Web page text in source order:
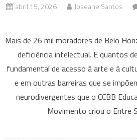
abril 15, 2026 Joseane Santos
cria
proposta
inovadora
para
receber
pessoas
Mais de 26 mil moradores de Belo
deficiência intelectual. E quantos
fundamental de acesso à arte e à
e em outras barreiras que se
neurodivergentes que o CCBB
Movimento criou o Entre